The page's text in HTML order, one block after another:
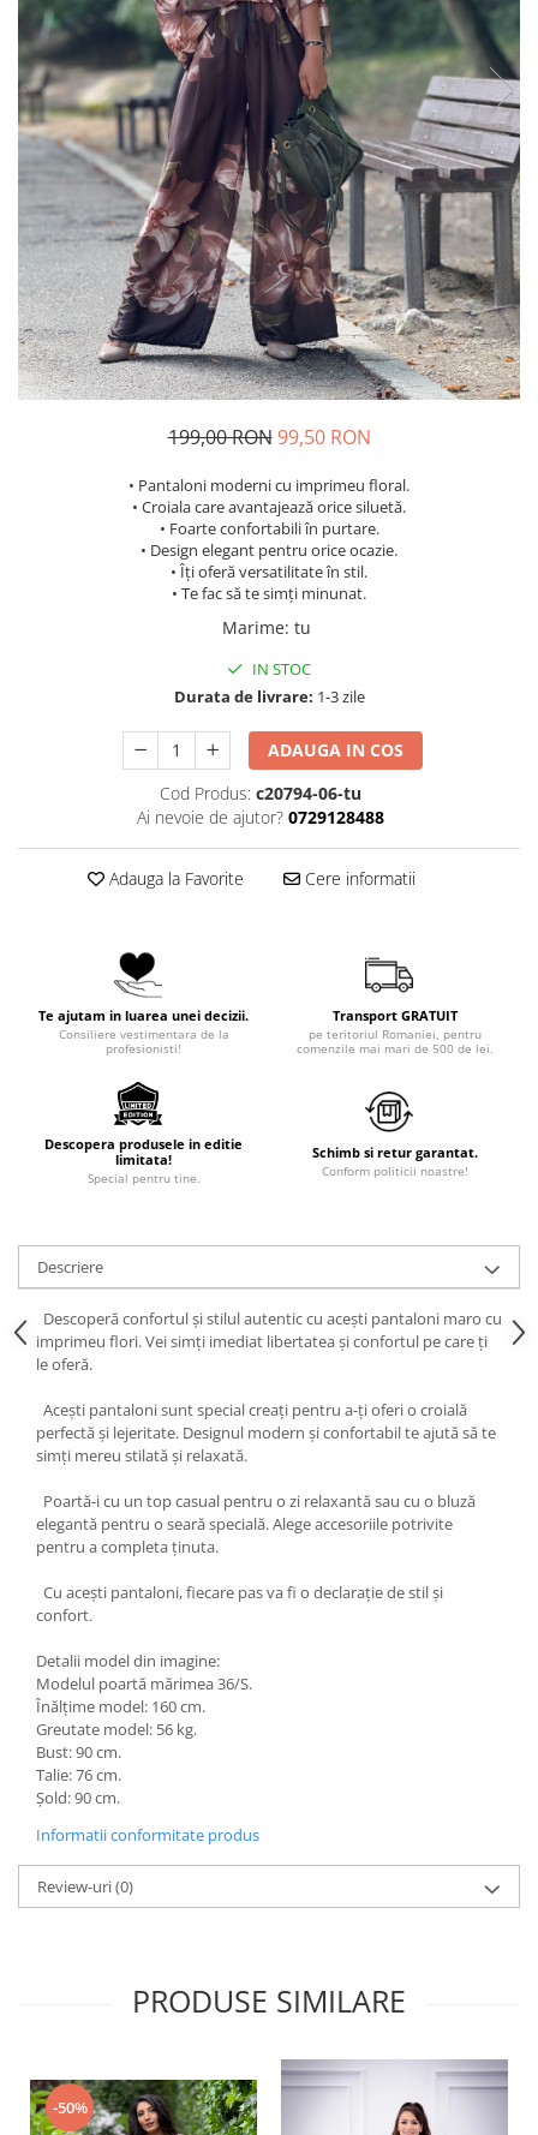
Costume de baie
199,00 RON 99,50 RON
• Pantaloni moderni cu imprimeu floral.
• Croiala care avantajează orice siluetă.
• Foarte confortabili în purtare.
• Design elegant pentru orice ocazie.
• Îți oferă versatilitate în stil.
• Te fac să te simți minunat.
Marime: tu
IN STOC
Durata de livrare: 1-3 zile
ADAUGA IN COS
Cod Produs: c20794-06-tu
Ai nevoie de ajutor? 0729128488
Adauga la Favorite Cere informatii
Te ajutam in luarea unei decizii.
Consiliere vestimentara de la
profesionisti!
Transport GRATUIT
pe teritoriul Romaniei, pentru
comenzile mai mari de 500 de lei.
Descopera produsele in editie
limitata!
Special pentru tine.
Schimb si retur garantat.
Conform politicii noastre!
Descriere
Descoperă confortul și stilul autentic cu acești pantaloni maro cu
imprimeu flori. Vei simți imediat libertatea și confortul pe care ți
le oferă.
Acești pantaloni sunt special creați pentru a-ți oferi o croială
perfectă și lejeritate. Designul modern și confortabil te ajută să te
simți mereu stilată și relaxată.
Poartă-i cu un top casual pentru o zi relaxantă sau cu o bluză
elegantă pentru o seară specială. Alege accesoriile potrivite
pentru a completa ținuta.
Cu acești pantaloni, fiecare pas va fi o declarație de stil și
confort.
Detalii model din imagine:
Modelul poartă mărimea 36/S.
Înălțime model: 160 cm.
Greutate model: 56 kg.
Bust: 90 cm.
Talie: 76 cm.
Șold: 90 cm.
Informatii conformitate produs
Review-uri(0)
PRODUSE SIMILARE
-50%